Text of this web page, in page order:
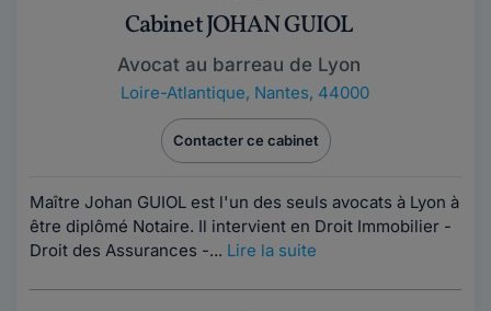
Cabinet JOHAN GUIOL
Avocat au barreau de Lyon
Loire-Atlantique, Nantes, 44000
Contacter ce cabinet
Maître Johan GUIOL est l'un des seuls avocats à Lyon à
être diplômé Notaire. Il intervient en Droit Immobilier -
Droit des Assurances -... Lire la suite